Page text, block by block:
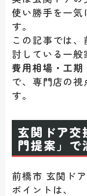
使い勝手を一
す。
この記事では
討している一般
費用相場・工
で、専門店の
す。
玄関ドア交
門提案」で
前橋市 玄関ド
ポイントは、